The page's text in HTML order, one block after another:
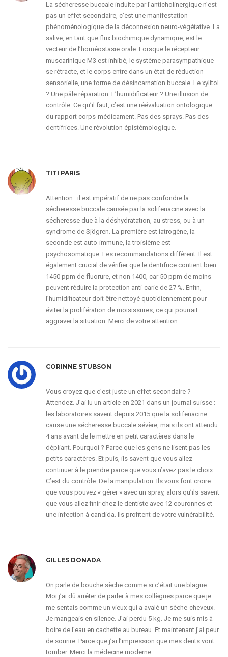
La sécheresse buccale induite par l’anticholinergique n’est
pas un effet secondaire, c’est une manifestation
phénoménologique de la déconnexion neuro-végétative. La
salive, en tant que flux biochimique dynamique, est le
vecteur de l’homéostasie orale. Lorsque le récepteur
muscarinique M3 est inhibé, le système parasympathique
se rétracte, et le corps entre dans un état de réduction
sensorielle, une forme de désincarnation buccale. Le xylitol
? Une pâle réparation. L’humidificateur ? Une illusion de
contrôle. Ce qu’il faut, c’est une réévaluation ontologique
du rapport corps-médicament. Pas des sprays. Pas des
dentifrices. Une révolution épistémologique.
TITI PARIS
Attention : il est impératif de ne pas confondre la
sécheresse buccale causée par la solifenacine avec la
sécheresse due à la déshydratation, au stress, ou à un
syndrome de Sjögren. La première est iatrogène, la
seconde est auto-immune, la troisième est
psychosomatique. Les recommandations diffèrent. Il est
également crucial de vérifier que le dentifrice contient bien
1450 ppm de fluorure, et non 1400, car 50 ppm de moins
peuvent réduire la protection anti-carie de 27 %. Enfin,
l’humidificateur doit être nettoyé quotidiennement pour
éviter la prolifération de moisissures, ce qui pourrait
aggraver la situation. Merci de votre attention.
CORINNE STUBSON
Vous croyez que c’est juste un effet secondaire ?
Attendez. J’ai lu un article en 2021 dans un journal suisse :
les laboratoires savent depuis 2015 que la solifenacine
cause une sécheresse buccale sévère, mais ils ont attendu
4 ans avant de le mettre en petit caractères dans le
dépliant. Pourquoi ? Parce que les gens ne lisent pas les
petits caractères. Et puis, ils savent que vous allez
continuer à le prendre parce que vous n’avez pas le choix.
C’est du contrôle. De la manipulation. Ils vous font croire
que vous pouvez « gérer » avec un spray, alors qu’ils savent
que vous allez finir chez le dentiste avec 12 couronnes et
une infection à candida. Ils profitent de votre vulnérabilité.
GILLES DONADA
On parle de bouche sèche comme si c’était une blague.
Moi j’ai dû arrêter de parler à mes collègues parce que je
me sentais comme un vieux qui a avalé un sèche-cheveux.
Je mangeais en silence. J’ai perdu 5 kg. Je me suis mis à
boire de l’eau en cachette au bureau. Et maintenant j’ai peur
de sourire. Parce que j’ai l’impression que mes dents vont
tomber. Merci la médecine moderne.